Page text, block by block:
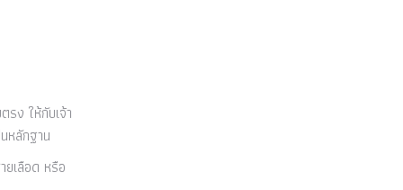
ง ให้กับเจ้า
หลักฐาน
เลือด หรือ